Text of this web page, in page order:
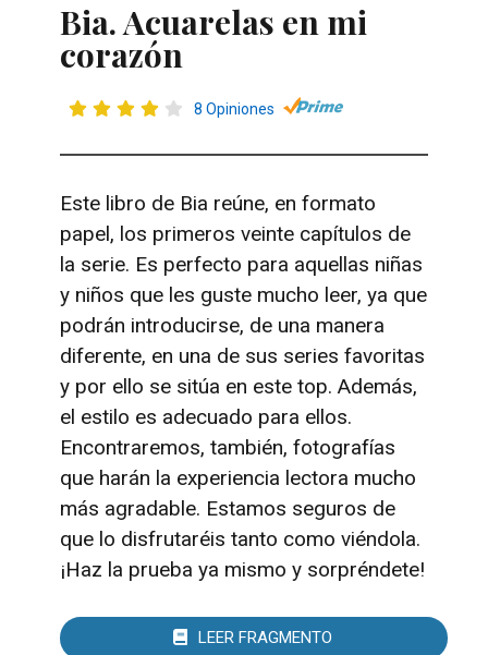
Bia. Acuarelas en mi
corazón
8 Opiniones
Este libro de Bia reúne, en formato
papel, los primeros veinte capítulos de
la serie. Es perfecto para aquellas niñas
y niños que les guste mucho leer, ya que
podrán introducirse, de una manera
diferente, en una de sus series favoritas
y por ello se sitúa en este top. Además,
el estilo es adecuado para ellos.
Encontraremos, también, fotografías
que harán la experiencia lectora mucho
más agradable. Estamos seguros de
que lo disfrutaréis tanto como viéndola.
¡Haz la prueba ya mismo y sorpréndete!
LEER FRAGMENTO